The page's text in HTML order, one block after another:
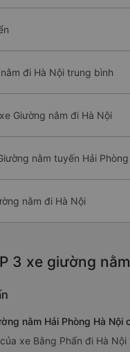
đi Hà Nội trung bình
Giường nằm đi Hà Nội
nằm tuyến Hải
nằm đi Hà Nội
3 xe giường
nằm Hải Phòng Hà Nội
xe Bằng Phấn đi Hà